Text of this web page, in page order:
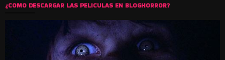
¿COMO DESCARGAR LAS PELICULAS EN BLOGHORROR?